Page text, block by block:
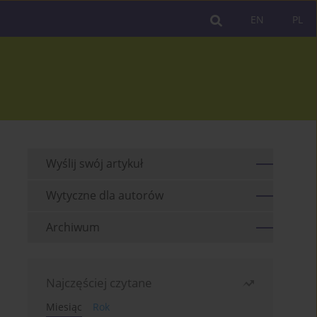
PL
EN
Wyślij swój artykuł
Wytyczne dla autorów
Archiwum
Najczęściej czytane
Miesiąc
Rok